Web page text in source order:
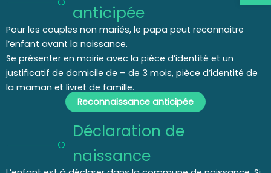
anticipée
Pour les couples non mariés, le papa peut reconnaitre
l’enfant avant la naissance.
Se présenter en mairie avec la pièce d’identité et un
justificatif de domicile de – de 3 mois, pièce d’identité de
la maman et livret de famille.
Reconnaissance anticipée
Déclaration de
naissance